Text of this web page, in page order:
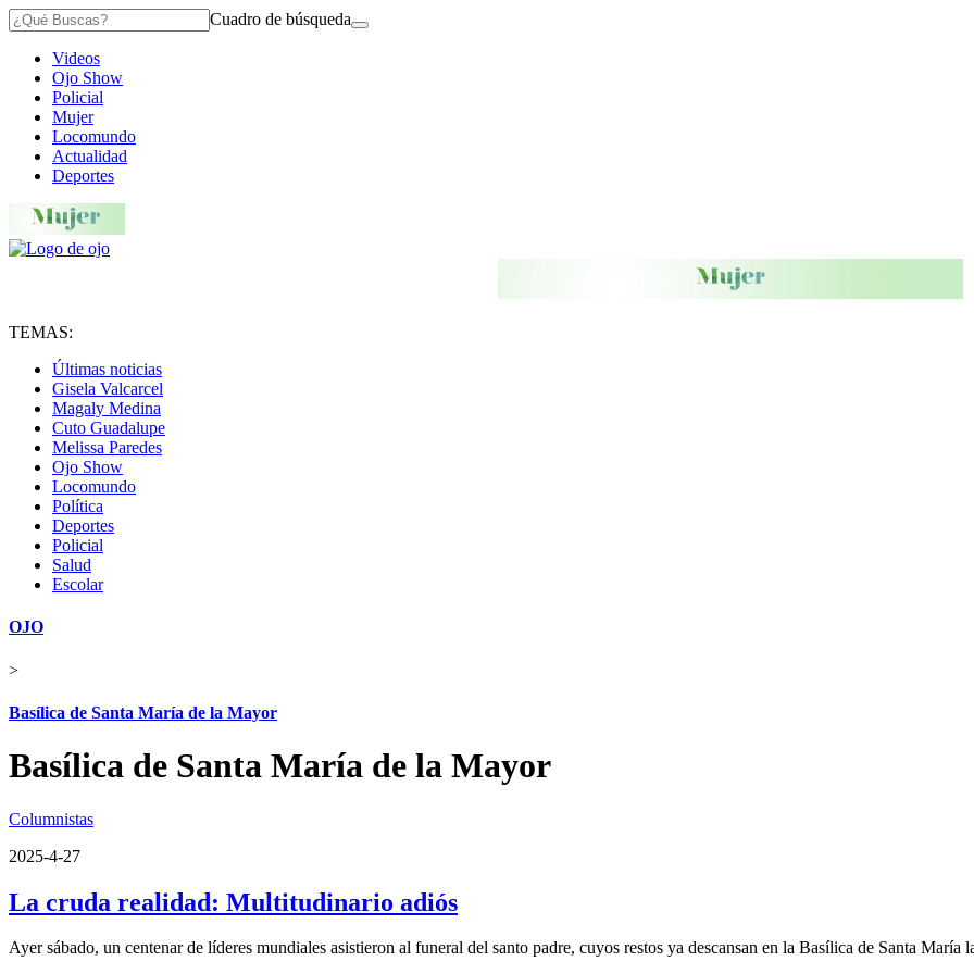
Cuadro de búsqueda
Videos
Ojo Show
Policial
Mujer
Locomundo
Actualidad
Deportes
TEMAS:
Últimas noticias
Gisela Valcarcel
Magaly Medina
Cuto Guadalupe
Melissa Paredes
Ojo Show
Locomundo
Política
Deportes
Policial
Salud
Escolar
OJO
>
Basílica de Santa María de la Mayor
Basílica de Santa María de la Mayor
Columnistas
2025-4-27
La cruda realidad: Multitudinario adiós
Ayer sábado, un centenar de líderes mundiales asistieron al funeral del santo padre, cuyos restos ya descansan en la Basílica de Santa María